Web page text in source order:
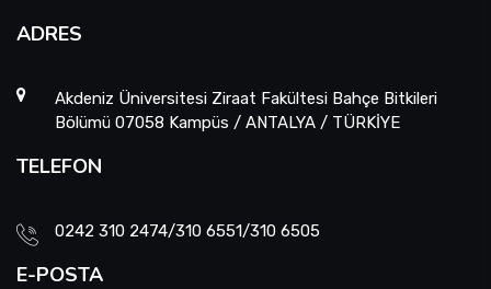
ADRES
Akdeniz Üniversitesi Ziraat Fakültesi Bahçe Bitkileri
Bölümü 07058 Kampüs / ANTALYA / TÜRKİYE
TELEFON
0242 310 2474/310 6551/310 6505
E-POSTA